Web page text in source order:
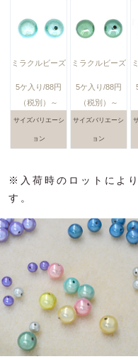
ミラクルビーズ
5ケ入り/88円
（税別）～
サイズバリエーシ
ョン
ミラクルビーズ
5ケ入り/88円
（税別）～
サイズバリエーシ
ョン
※入荷時のロットによ
す。